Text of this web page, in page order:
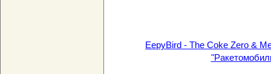
EepyBird - The Coke Zero &